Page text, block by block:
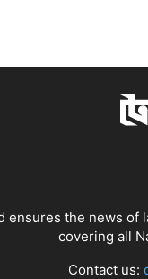
ensures the news of
covering all
Contact us: